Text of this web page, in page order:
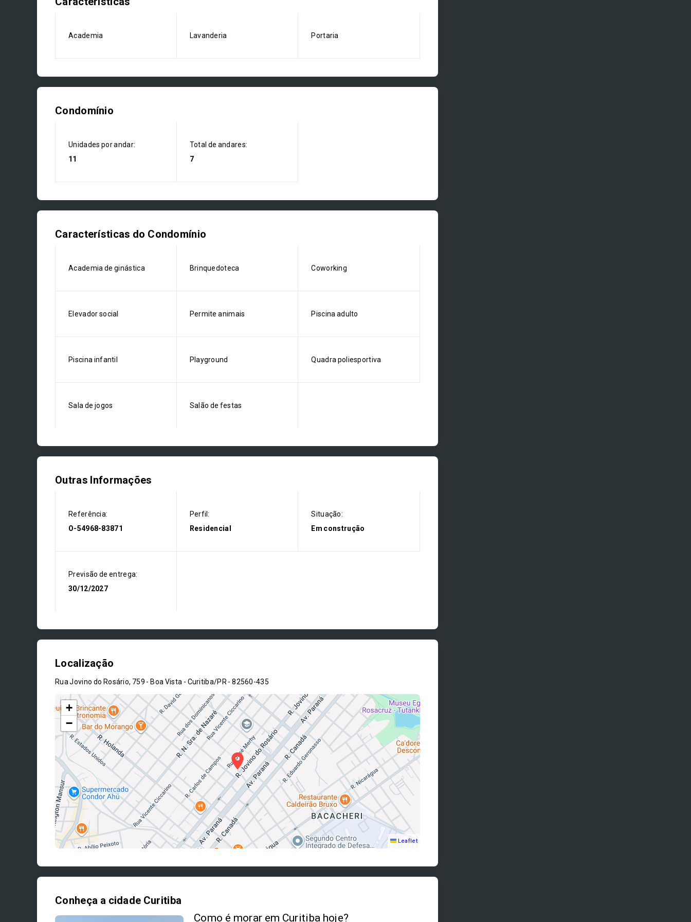
Academia Lavanderia Portaria
Condomínio
Unidades por andar:
11
Total de andares:
7
Características do Condomínio
Academia de ginástica Brinquedoteca Coworking
Elevador social Permite animais Piscina adulto
Piscina infantil Playground Quadra poliesportiva
Sala de jogos Salão de festas
Outras Informações
Referência:
O-54968-83871
Perfil:
Residencial
Situação:
Em construção
Previsão de entrega:
30/12/2027
Localização
Rua Jovino do Rosário, 759 - Boa Vista - Curitiba/PR - 82560-435
+
−
Leaflet
Conheça a cidade Curitiba
Como é morar em Curitiba hoje?